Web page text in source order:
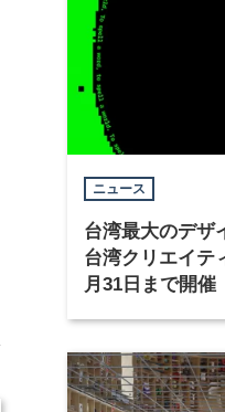
ニュース
台湾最大のデザ
台湾クリエイテ
月31日まで開催